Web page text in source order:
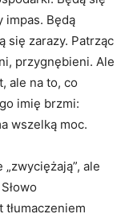
impas. Będą
się zarazy. Patrząc
przygnębieni. Ale
ale na to, co
imię brzmi:
wszelką moc.
ale
tłumaczeniem